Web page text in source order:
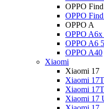
OPPO
OPPO
OPPO A
OPPO A6x
OPPO A6
OPPO A40
Xiaomi
Xiaomi 17
Xiaomi
Xiaomi 17T
Xiaomi 17